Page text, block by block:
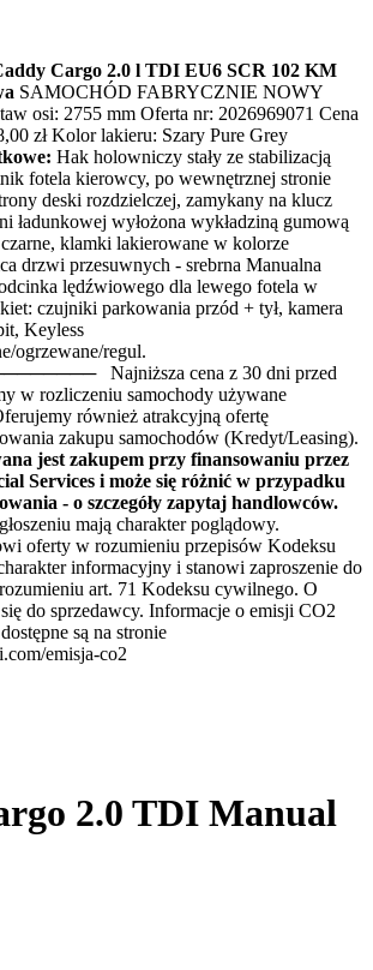
Cargo 2.0 l TDI EU6 SCR 102 KM
SAMOCHÓD FABRYCZNIE NOWY
osi: 2755 mm Oferta nr: 2026969071 Cena
zł Kolor lakieru: Szary Pure Grey
Hak holowniczy stały ze stabilizacją
fotela kierowcy, po wewnętrznej stronie
deski rozdzielczej, zamykany na klucz
ładunkowej wyłożona wykładziną gumową
klamki lakierowane w kolorze
drzwi przesuwnych - srebrna Manualna
lędźwiowego dla lewego fotela w
czujniki parkowania przód + tył, kamera
Keyless
ogrzewane/regul.
Najniższa cena z 30 dni przed
w rozliczeniu samochody używane
również atrakcyjną ofertę
zakupu samochodów (Kredyt/Leasing).
jest zakupem przy finansowaniu przez
Services i może się różnić w przypadku
- o szczegóły zapytaj handlowców.
mają charakter poglądowy.
oferty w rozumieniu przepisów Kodeksu
informacyjny i stanowi zaproszenie do
art. 71 Kodeksu cywilnego. O
do sprzedawcy. Informacje o emisji CO2
są na stronie
emisja-co2
2.0 TDI Manual